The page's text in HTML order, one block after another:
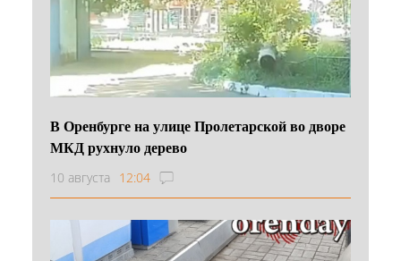
В Оренбурге на улице Пролетарской во дворе
МКД рухнуло дерево
10 августа 12:04